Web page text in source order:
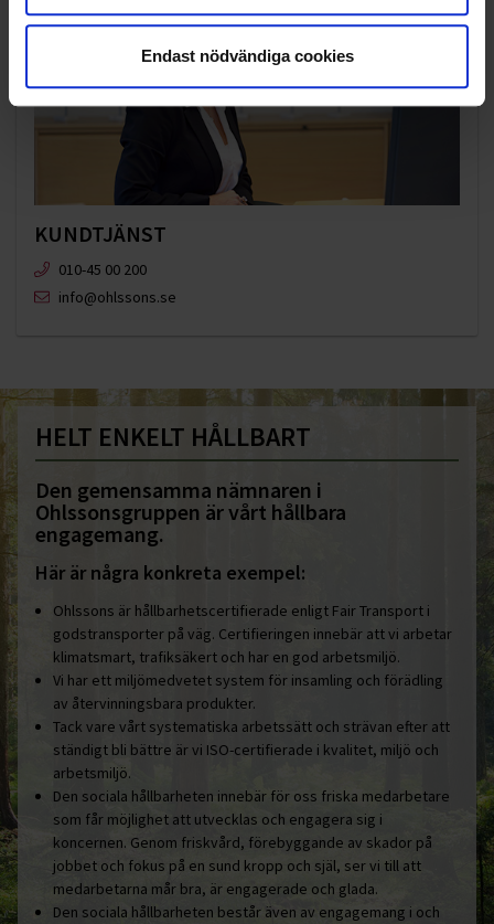
Endast nödvändiga cookies
KUNDTJÄNST
010-45 00 200​
info@ohlssons.se
HELT ENKELT HÅLLBART
Den gemensamma nämnaren i
Ohlssonsgruppen är vårt hållbara
engagemang.
Här är några konkreta exempel:
Ohlssons är hållbarhetscertifierade enligt Fair Transport i
godstransporter på väg. Certifieringen innebär att vi arbetar
klimatsmart, trafiksäkert och har en god arbetsmiljö.
Vi har ett miljömedvetet system för insamling och förädling
av återvinningsbara produkter.
Tack vare vårt systematiska arbetssätt och strävan efter att
ständigt bli bättre är vi ISO-certifierade i kvalitet, miljö och
arbetsmiljö.
Den sociala hållbarheten innebär för oss friska medarbetare
som får möjlighet att utvecklas och engagera sig i
koncernen. Genom friskvård, förebyggande av skador på
jobbet och fokus på en sund kropp och själ, ser vi till att
medarbetarna mår bra, är engagerade och glada.
Den sociala hållbarheten består även av engagemang i och